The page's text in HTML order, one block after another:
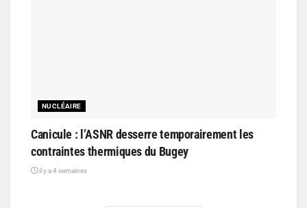
NUCLÉAIRE
Canicule : l’ASNR desserre temporairement les
contraintes thermiques du Bugey
il y a 4 semaines